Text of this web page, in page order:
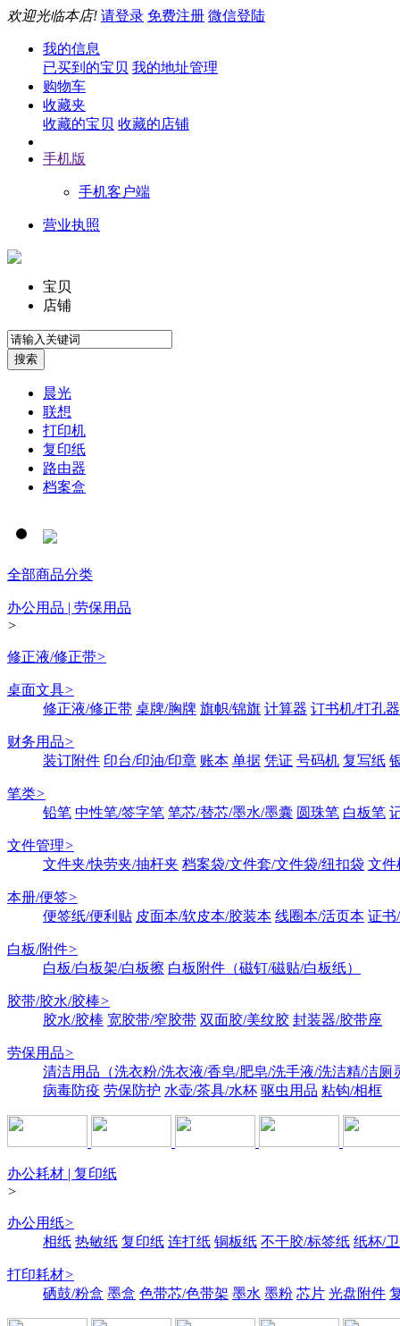
欢迎光临本店! 请登录 免费注册 微信登陆
我的信息
已买到的宝贝 我的地址管理
购物车
收藏夹
收藏的宝贝 收藏的店铺
手机版
手机客户端
营业执照
宝贝
店铺
晨光
联想
打印机
复印纸
路由器
档案盒
全部商品分类
办公用品 | 劳保用品
>
修正液/修正带>
桌面文具>
修正液/修正带 桌牌/胸牌 旗帜/锦旗 计算器 订书机/打孔器
财务用品>
装订附件 印台/印油/印章 账本 单据 凭证 号码机 复写纸
笔类>
铅笔 中性笔/签字笔 笔芯/替芯/墨水/墨囊 圆珠笔 白板笔
文件管理>
文件夹/快劳夹/抽杆夹 档案袋/文件套/文件袋/纽扣袋 文件
本册/便签>
便签纸/便利贴 皮面本/软皮本/胶装本 线圈本/活页本 证书
白板/附件>
白板/白板架/白板擦 白板附件（磁钉/磁贴/白板纸）
胶带/胶水/胶棒>
胶水/胶棒 宽胶带/窄胶带 双面胶/美纹胶 封装器/胶带座
劳保用品>
清洁用品（洗衣粉/洗衣液/香皂/肥皂/洗手液/洗洁精/洁厕
病毒防疫 劳保防护 水壶/茶具/水杯 驱虫用品 粘钩/相框
办公耗材 | 复印纸
>
办公用纸>
相纸 热敏纸 复印纸 连打纸 铜板纸 不干胶/标签纸 纸杯/
打印耗材>
硒鼓/粉盒 墨盒 色带芯/色带架 墨水 墨粉 芯片 光盘附件